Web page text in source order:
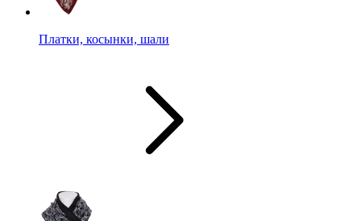
Платки, косынки, шали